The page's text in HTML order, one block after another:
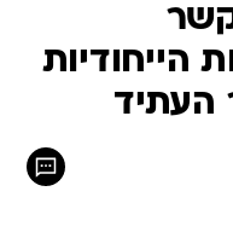
הייחודיות
העתיד